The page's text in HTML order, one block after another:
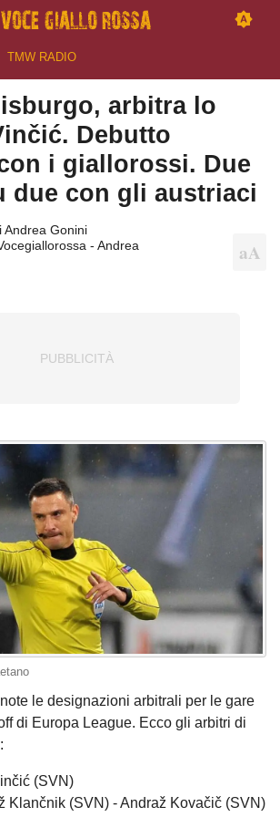
TMW RADIO
arbitra lo
Debutto
i giallorossi. Due
due con gli austriaci
Andrea Gonini
- Andrea
le designazioni arbitrali per le gare
di Europa League. Ecco gli arbitri di
(SVN)
Klančnik (SVN) - Andraž Kovačič (SVN)